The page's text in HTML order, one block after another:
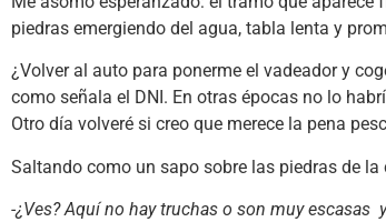
piedras emergiendo del agua, tabla lenta y
¿Volver al auto para ponerme el vadeador y
como señala el DNI. En otras épocas no lo
Otro día volveré si creo que merece la pena
Saltando como un sapo sobre las piedras de
-¿Ves? Aquí no hay truchas o son muy